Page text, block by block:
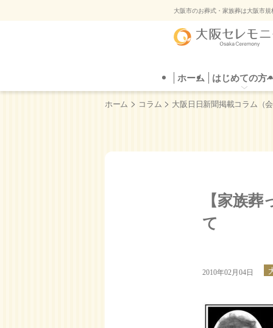
大阪市のお葬式・家族葬は大阪市
ホーム はじめての方
はじめての方へ
葬儀プラン
直
ご
葬儀場を探す
ホーム > コラム > 大阪日日新聞掲載コラム（
【家族
て
2010年02月04日